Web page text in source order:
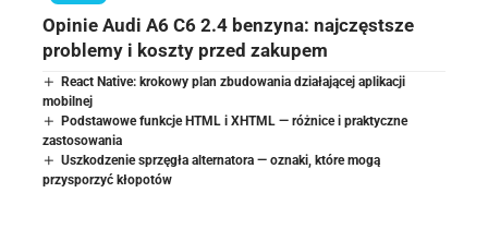
Opinie Audi A6 C6 2.4 benzyna: najczęstsze
problemy i koszty przed zakupem
React Native: krokowy plan zbudowania działającej aplikacji
mobilnej
Podstawowe funkcje HTML i XHTML — różnice i praktyczne
zastosowania
Uszkodzenie sprzęgła alternatora — oznaki, które mogą
przysporzyć kłopotów